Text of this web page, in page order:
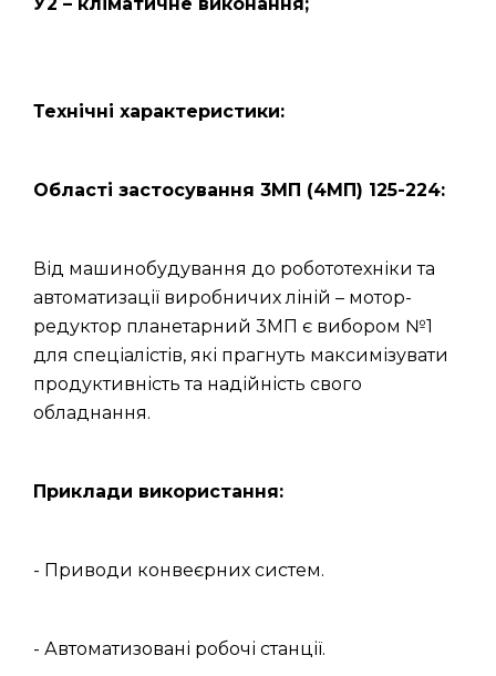
Технічні характеристики:
Області застосування 3МП (4МП) 125-224:
Від машинобудування до робототехніки та
автоматизації виробничих ліній – мотор-
редуктор планетарний 3МП є вибором №1
для спеціалістів, які прагнуть максимізувати
продуктивність та надійність свого
обладнання.
Приклади використання:
- Приводи конвеєрних систем.
- Автоматизовані робочі станції.